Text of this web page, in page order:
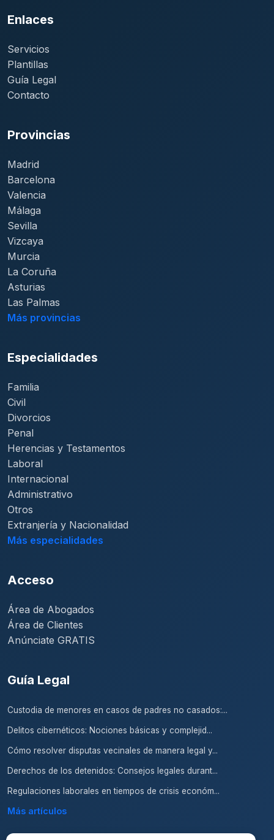
Enlaces
Servicios
Plantillas
Guía Legal
Contacto
Provincias
Madrid
Barcelona
Valencia
Málaga
Sevilla
Vizcaya
Murcia
La Coruña
Asturias
Las Palmas
Más provincias
Especialidades
Familia
Civil
Divorcios
Penal
Herencias y Testamentos
Laboral
Internacional
Administrativo
Otros
Extranjería y Nacionalidad
Más especialidades
Acceso
Área de Abogados
Área de Clientes
Anúnciate GRATIS
Guía Legal
Custodia de menores en casos de padres no casados:...
Delitos cibernéticos: Nociones básicas y complejid...
Cómo resolver disputas vecinales de manera legal y...
Derechos de los detenidos: Consejos legales durant...
Regulaciones laborales en tiempos de crisis económ...
Más artículos